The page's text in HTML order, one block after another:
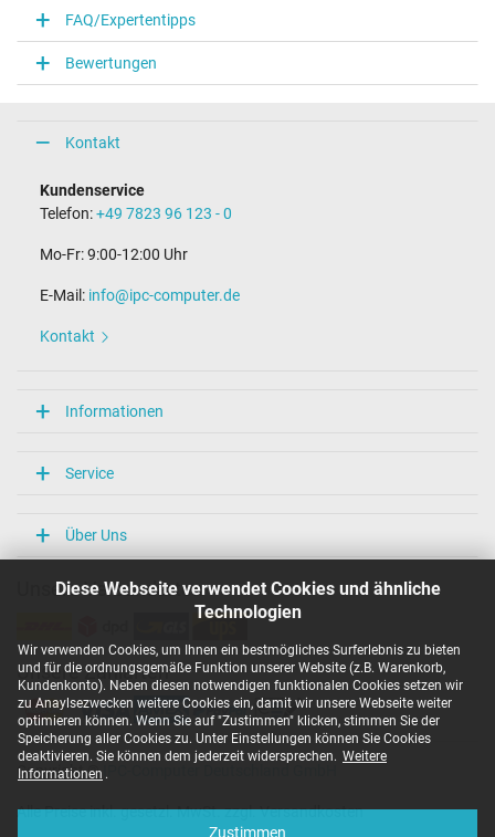
Diese Webseite verwendet Cookies und ähnliche
Technologien
Wir verwenden Cookies, um Ihnen ein bestmögliches Surferlebnis zu bieten
und für die ordnungsgemäße Funktion unserer Website (z.B. Warenkorb,
Kundenkonto). Neben diesen notwendigen funktionalen Cookies setzen wir
zu Anaylsezwecken weitere Cookies ein, damit wir unsere Webseite weiter
optimieren können. Wenn Sie auf "Zustimmen" klicken, stimmen Sie der
Speicherung aller Cookies zu. Unter Einstellungen können Sie Cookies
deaktivieren. Sie können dem jederzeit widersprechen. Weitere
Informationen .
Zustimmen
Notebook Stecker
Steckertyp / -form
rund / 90° abgewinkelt
10,5 mm
Stift im Stecker
Nein
Länge Anschlusskabel (m) (ca.)
Länge / Breite / Höhe
Weitere Daten
Ja
CE
TÜV Geprüfte Sicherheit
Kategorie
Netzteil
Verwendung
Notebook / Laptop
Auszug passender Modelle für P/N 40060493
Medion Akoya E6422 (D15SUN)
Medion Akoya E6421 (D15SUN),Pegatron D15SUN,Medion
FAQ/Expertentipps
Bewertungen
Kontakt
Kundenservice
Telefon:+49 7823 96 123 - 0
Mo-Fr: 9:00-12:00 Uhr
E-Mail: info@ipc-computer.de
Kontakt
Informationen
Service
Über Uns
Unsere Versandarten
Unsere Zahlarten
Copyright ©
Alle Preise inkl. gesetzl. MwSt. zzgl. Versandkosten